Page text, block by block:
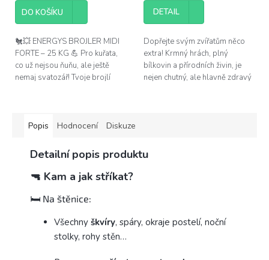
DO KOŠÍKU
🐔💥 ENERGYS BROJLER MIDI
FORTE – 25 KG 💪 Pro kuřata,
co už nejsou ňuňu, ale ještě
nemaj svatozář! Tvoje brojlí
DETAIL
Dopřejte svým zvířatům něco
extra! Krmný hrách, plný
bílkovin a přírodních živin, je
nejen chutný, ale hlavně zdravý
Popis Hodnocení Diskuze
Detailní popis produktu
🔫 Kam a jak stříkat?
🛏️ Na štěnice:
Všechny škvíry, spáry, okraje postelí, noční
stolky, rohy stěn…